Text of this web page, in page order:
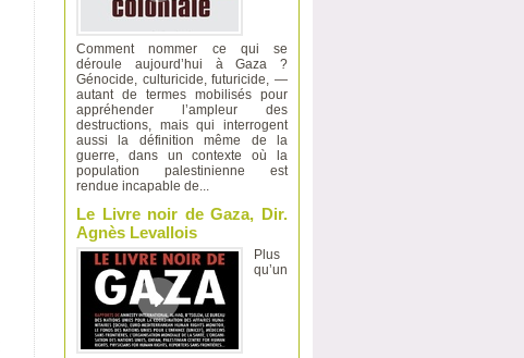
Comment nommer ce qui se
déroule aujourd’hui à Gaza ?
Génocide, culturicide, futuricide, —
autant de termes mobilisés pour
appréhender l’ampleur des
destructions, mais qui interrogent
aussi la définition même de la
guerre, dans un contexte où la
population palestinienne est
rendue incapable de...
Le Livre noir de Gaza, Dir.
Agnès Levallois
Plus
qu’un